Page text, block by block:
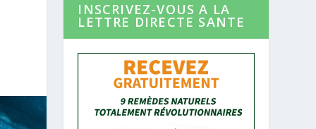
INSCRIVEZ-VOUS A LA
LETTRE DIRECTE SANTE